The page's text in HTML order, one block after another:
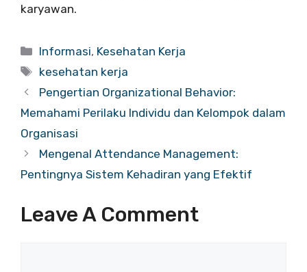
karyawan.
Categories
Informasi, Kesehatan Kerja
Tags
kesehatan kerja
Pengertian Organizational Behavior:
Memahami Perilaku Individu dan Kelompok dalam
Organisasi
Mengenal Attendance Management:
Pentingnya Sistem Kehadiran yang Efektif
Leave A Comment